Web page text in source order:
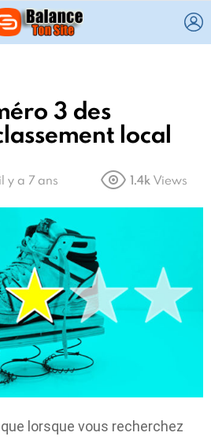
3 des
local
il y a 7 ans 1.4k Views
lorsque vous recherchez